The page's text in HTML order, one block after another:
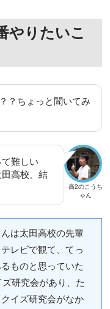
やりたいこ
？ちょっと聞いてみ
高2のこうち
ゃん
難しい
高校、結
は太田高校の先輩
レビで観て、てっ
ものと思っていた
研究会があり、た
イズ研究会がなか